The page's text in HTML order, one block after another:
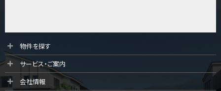
第10位
3,990万円
古淵駅
物件を探す
サービス・ご案内
会社情報